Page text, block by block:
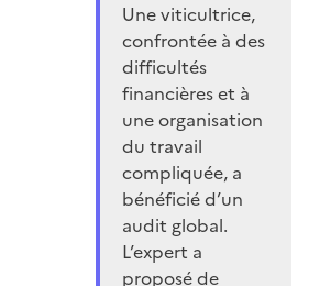
Une viticultrice,
confrontée à des
difficultés
financières et à
une organisation
du travail
compliquée, a
bénéficié d’un
audit global.
L’expert a
proposé de